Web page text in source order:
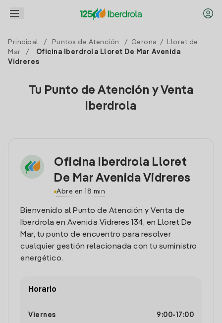
Principal / Puntos de Atención / Gerona /
Lloret de
Mar
/
Oficina Iberdrola Lloret De Mar Avenida
Vidreres
Tu Punto de Atención y Venta
Iberdrola
Oficina Iberdrola Lloret
De Mar Avenida Vidreres
Abre en 18 min
Bienvenido al Punto de Atención y Venta de
Iberdrola en Avenida Vidreres 134, en Lloret De
Mar, tu punto de encuentro para resolver
cualquier gestión relacionada con tu suministro
energético.
Horario
Viernes 9:00- 17:00